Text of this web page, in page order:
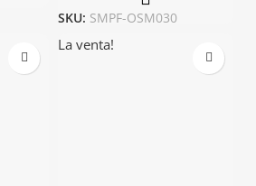
SKU: SMPF-OSM030
La venta!